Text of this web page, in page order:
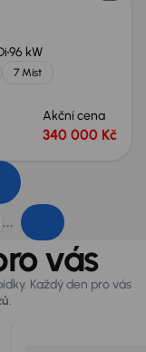
96 kW
7 Míst
Akční cena
340 000 Kč
...
vás
Každý den pro vás
.